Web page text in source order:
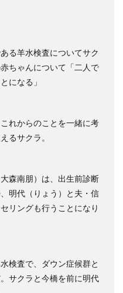
る羊水検査についてサク
ちゃんについて「二人で
になる」
れからのことを一緒に考
るサクラ。
森南朋）は、出生前診断
明代（りょう）と夫・信
リングも行うことになり
検査で、ダウン症候群と
サクラと今橋を前に明代